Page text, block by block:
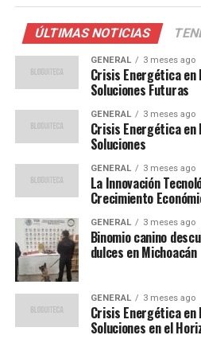
emocional para los niños
también se enfrentan a
separaciones, incertidumbre y
precarias. Estas realidades
el desarrollo integral de la
estabilidad emocional y su
entorno seguro.
El estudio fue realizado en
albergues y escuelas de Chile,
Venezuela y México. En México,
entre cinco y 14 años en
creación de dibujos sobre sus
revelaron un deseo común: un
y familias unidas.
Voces de los
ÚLTIMAS NOTICIAS
GENERAL 3 meses ago
Crisis Energética en
Soluciones Futuras
GENERAL 3 meses ago
Crisis Energética en
Soluciones
GENERAL 3 meses ago
La Innovación
Crecimiento
GENERAL 3 meses ago
Binomio canino
dulces en Michoacán
GENERAL 3 meses ago
Crisis Energética en
Soluciones en el